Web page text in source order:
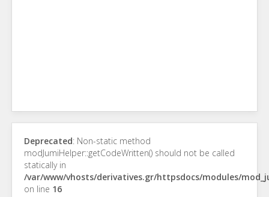
Deprecated: Non-static method
modJumiHelper::getCodeWritten() should not be called
statically in
/var/www/vhosts/derivatives.gr/httpsdocs/modules/
on line 16